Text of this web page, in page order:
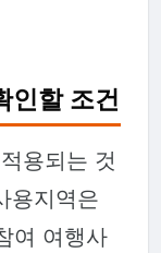
인할 조건
용되는 것
용지역은
여 여행사